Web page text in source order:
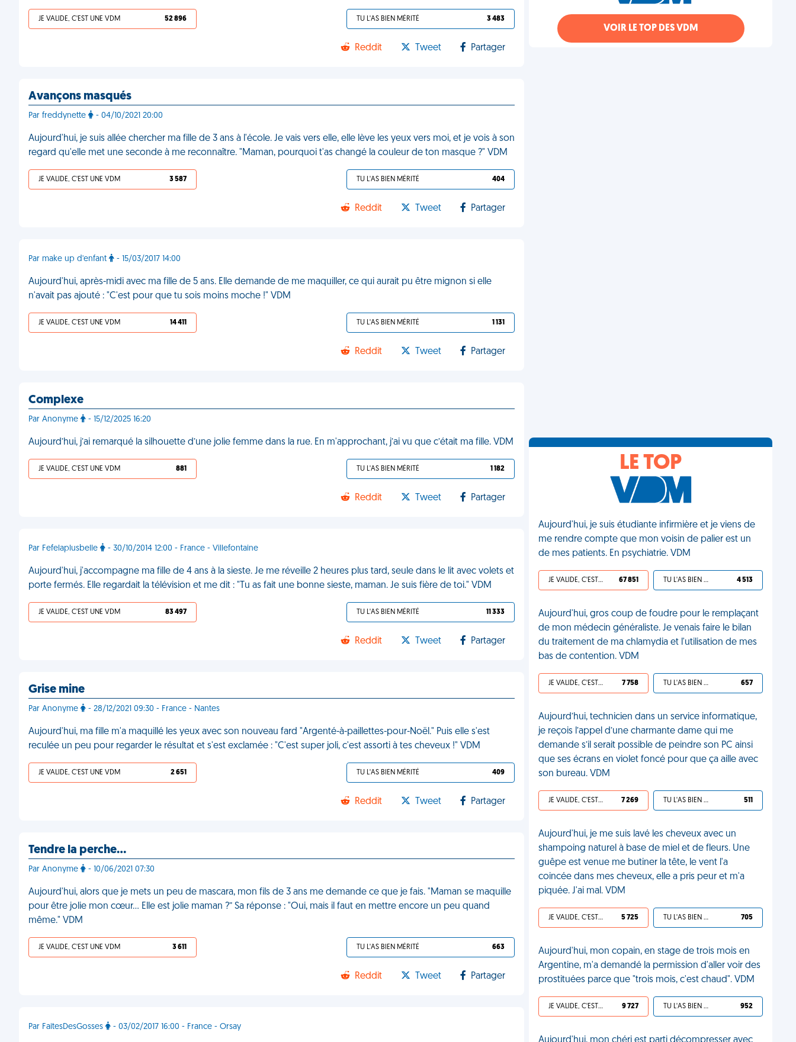
JE VALIDE, C'EST UNE VDM 52 896 TU L'AS BIEN MÉRITÉ 3 483
Reddit Tweet Partager
Avançons masqués
Par freddynette - 04/10/2021 20:00
Aujourd'hui, je suis allée chercher ma fille de 3 ans à l'école. Je vais vers elle, elle lève les yeux vers moi, et je vois à son
regard qu'elle met une seconde à me reconnaître. "Maman, pourquoi t'as changé la couleur de ton masque ?" VDM
JE VALIDE, C'EST UNE VDM 3 587 TU L'AS BIEN MÉRITÉ 404
Reddit Tweet Partager
Par make up d'enfant - 15/03/2017 14:00
Aujourd'hui, après-midi avec ma fille de 5 ans. Elle demande de me maquiller, ce qui aurait pu être mignon si elle
n'avait pas ajouté : "C'est pour que tu sois moins moche !" VDM
JE VALIDE, C'EST UNE VDM 14 411 TU L'AS BIEN MÉRITÉ 1 131
Reddit Tweet Partager
Complexe
Par Anonyme - 15/12/2025 16:20
Aujourd’hui, j’ai remarqué la silhouette d’une jolie femme dans la rue. En m'approchant, j’ai vu que c’était ma fille. VDM
JE VALIDE, C'EST UNE VDM 881 TU L'AS BIEN MÉRITÉ 1 182
Reddit Tweet Partager
Par Fefelaplusbelle - 30/10/2014 12:00 - France - Villefontaine
Aujourd'hui, j'accompagne ma fille de 4 ans à la sieste. Je me réveille 2 heures plus tard, seule dans le lit avec volets et
porte fermés. Elle regardait la télévision et me dit : "Tu as fait une bonne sieste, maman. Je suis fière de toi." VDM
JE VALIDE, C'EST UNE VDM 83 497 TU L'AS BIEN MÉRITÉ 11 333
Reddit Tweet Partager
Grise mine
Par Anonyme - 28/12/2021 09:30 - France - Nantes
Aujourd'hui, ma fille m'a maquillé les yeux avec son nouveau fard "Argenté-à-paillettes-pour-Noël." Puis elle s'est
reculée un peu pour regarder le résultat et s'est exclamée : "C'est super joli, c'est assorti à tes cheveux !" VDM
JE VALIDE, C'EST UNE VDM 2 651 TU L'AS BIEN MÉRITÉ 409
Reddit Tweet Partager
Tendre la perche…
Par Anonyme - 10/06/2021 07:30
Aujourd'hui, alors que je mets un peu de mascara, mon fils de 3 ans me demande ce que je fais. "Maman se maquille
pour être jolie mon cœur… Elle est jolie maman ?” Sa réponse : "Oui, mais il faut en mettre encore un peu quand
même." VDM
JE VALIDE, C'EST UNE VDM 3 611 TU L'AS BIEN MÉRITÉ 663
Reddit Tweet Partager
Par FaitesDesGosses - 03/02/2017 16:00 - France - Orsay
VOIR LE TOP DES VDM
LE TOP
Aujourd'hui, je suis étudiante infirmière et je viens de
me rendre compte que mon voisin de palier est un
de mes patients. En psychiatrie. VDM
JE VALIDE, C'EST UNE VDM 67 851 TU L'AS BIEN MÉRITÉ 4 513
Aujourd'hui, gros coup de foudre pour le remplaçant
de mon médecin généraliste. Je venais faire le bilan
du traitement de ma chlamydia et l'utilisation de mes
bas de contention. VDM
JE VALIDE, C'EST UNE VDM 7 758 TU L'AS BIEN MÉRITÉ 657
Aujourd’hui, technicien dans un service informatique,
je reçois l’appel d’une charmante dame qui me
demande s’il serait possible de peindre son PC ainsi
que ses écrans en violet foncé pour que ça aille avec
son bureau. VDM
JE VALIDE, C'EST UNE VDM 7 269 TU L'AS BIEN MÉRITÉ 511
Aujourd'hui, je me suis lavé les cheveux avec un
shampoing naturel à base de miel et de fleurs. Une
guêpe est venue me butiner la tête, le vent l'a
coincée dans mes cheveux, elle a pris peur et m'a
piquée. J'ai mal. VDM
JE VALIDE, C'EST UNE VDM 5 725 TU L'AS BIEN MÉRITÉ 705
Aujourd'hui, mon copain, en stage de trois mois en
Argentine, m'a demandé la permission d'aller voir des
prostituées parce que "trois mois, c'est chaud". VDM
JE VALIDE, C'EST UNE VDM 9 727 TU L'AS BIEN MÉRITÉ 952